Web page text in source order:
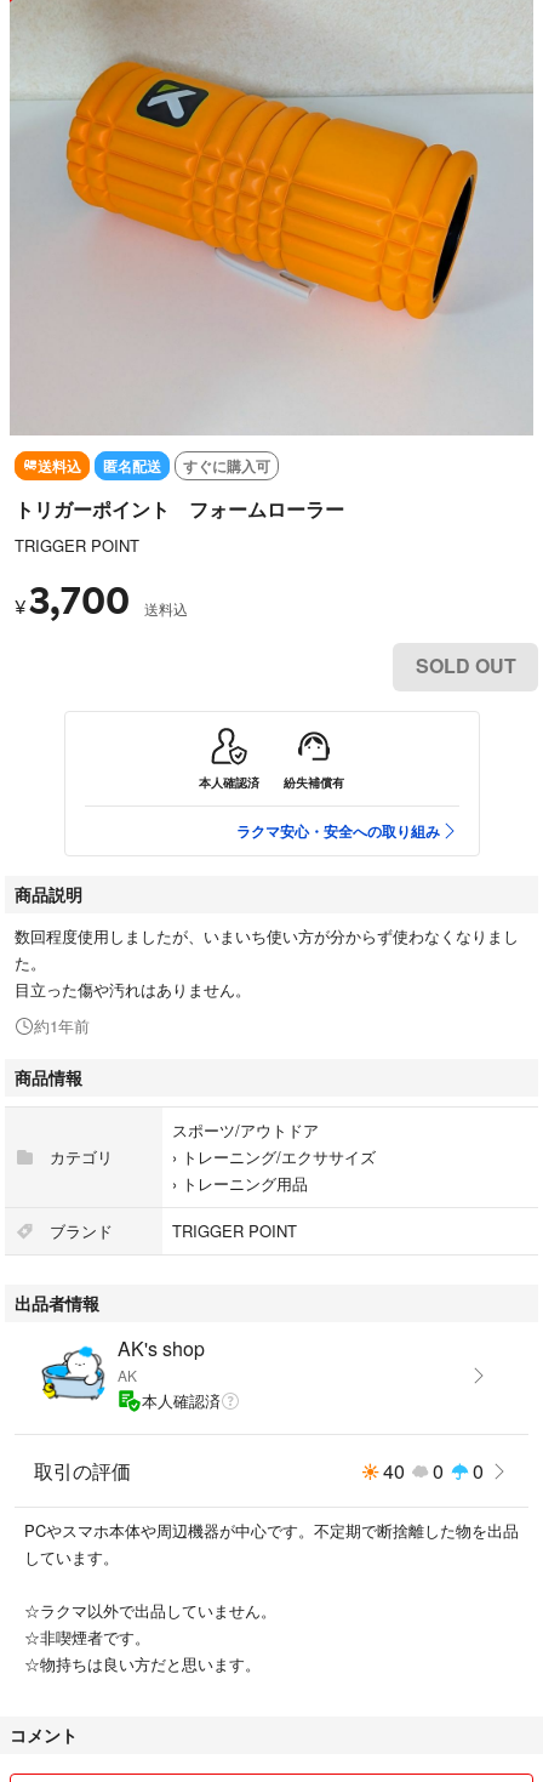
送料込 匿名配送 すぐに購入可
トリガーポイント フォームローラー
TRIGGER POINT
¥3,700 送料込
SOLD OUT
本人確認済 紛失補償有
ラクマ安心・安全への取り組み
商品説明
数回程度使用しましたが、いまいち使い方が分からず使わなくなりまし
た。
目立った傷や汚れはありません。
約1年前
商品情報
カテゴリ
スポーツ/アウトドア
› トレーニング/エクササイズ
› トレーニング用品
ブランド TRIGGER POINT
出品者情報
AK's shop
AK
本人確認済
取引の評価 40 0 0
PCやスマホ本体や周辺機器が中心です。不定期で断捨離した物を出品
しています。
☆ラクマ以外で出品していません。
☆非喫煙者です。
☆物持ちは良い方だと思います。
コメント